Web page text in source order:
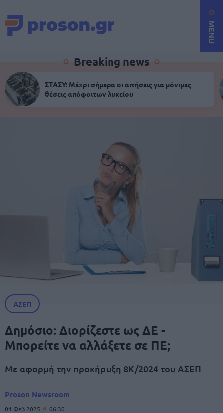
MENU
Breaking news
ΣΤΑΣΥ: Μέχρι σήμερα οι αιτήσεις για μόνιμες
θέσεις απόφοιτων λυκείου
ΑΣΕΠ
Δημόσιο: Διορίζεστε ως ΔΕ -
Μπορείτε να αλλάξετε σε ΠΕ;
Με αφορμή την προκήρυξη 8Κ/2024 του ΑΣΕΠ
Proson Newsroom
04 Φεβ 2025 06:30